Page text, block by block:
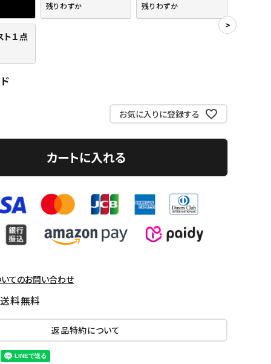
残りわずか 残りわずか
１点
お気に入りに登録する
カートに入れる
てのお問い合わせ
料無料
返品特約について